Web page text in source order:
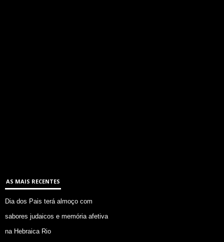
AS MAIS RECENTES
Dia dos Pais terá almoço com
sabores judaicos e memória afetiva
na Hebraica Rio